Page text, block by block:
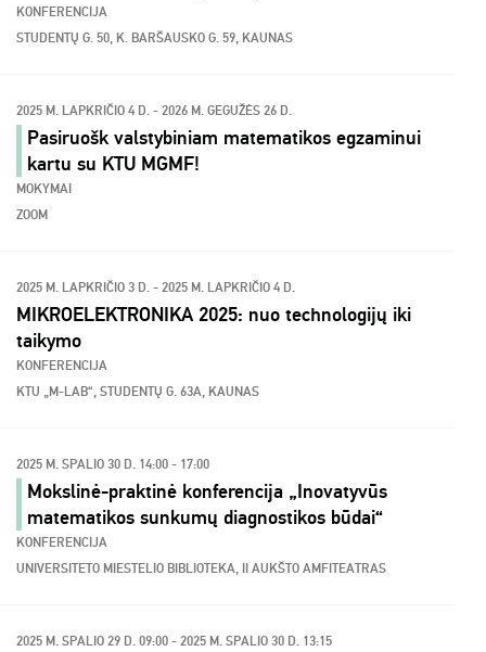
KONFERENCIJA
STUDENTŲ G. 50, K. BARŠAUSKO G. 59, KAUNAS
2025 M. LAPKRIČIO 4 D. - 2026 M. GEGUŽĖS 26 D.
Pasiruošk valstybiniam matematikos egzaminui
kartu su KTU MGMF!
MOKYMAI
ZOOM
2025 M. LAPKRIČIO 3 D. - 2025 M. LAPKRIČIO 4 D.
MIKROELEKTRONIKA 2025: nuo technologijų iki
taikymo
KONFERENCIJA
KTU „M-LAB“, STUDENTŲ G. 63A, KAUNAS
2025 M. SPALIO 30 D. 14:00 - 17:00
Mokslinė-praktinė konferencija „Inovatyvūs
matematikos sunkumų diagnostikos būdai“
KONFERENCIJA
UNIVERSITETO MIESTELIO BIBLIOTEKA, II AUKŠTO AMFITEATRAS
2025 M. SPALIO 29 D. 09:00 - 2025 M. SPALIO 30 D. 13:15